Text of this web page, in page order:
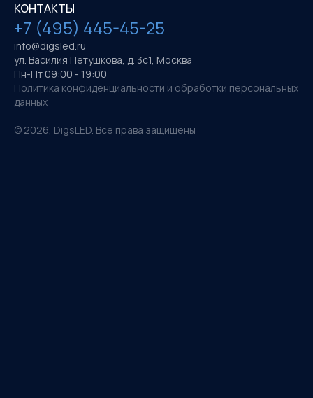
КОНТАКТЫ
+7 (495) 445-45-25
info@digsled.ru
ул. Василия Петушкова, д. 3с1, Москва
Пн-Пт 09:00 - 19:00
Политика конфиденциальности и обработки персональных
данных
© 2026, DigsLED. Все права защищены